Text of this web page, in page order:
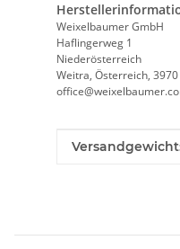
Weixelbaumer GmbH
Haflingerweg 1
Niederösterreich
Weitra, Österreich, 3970
Wert